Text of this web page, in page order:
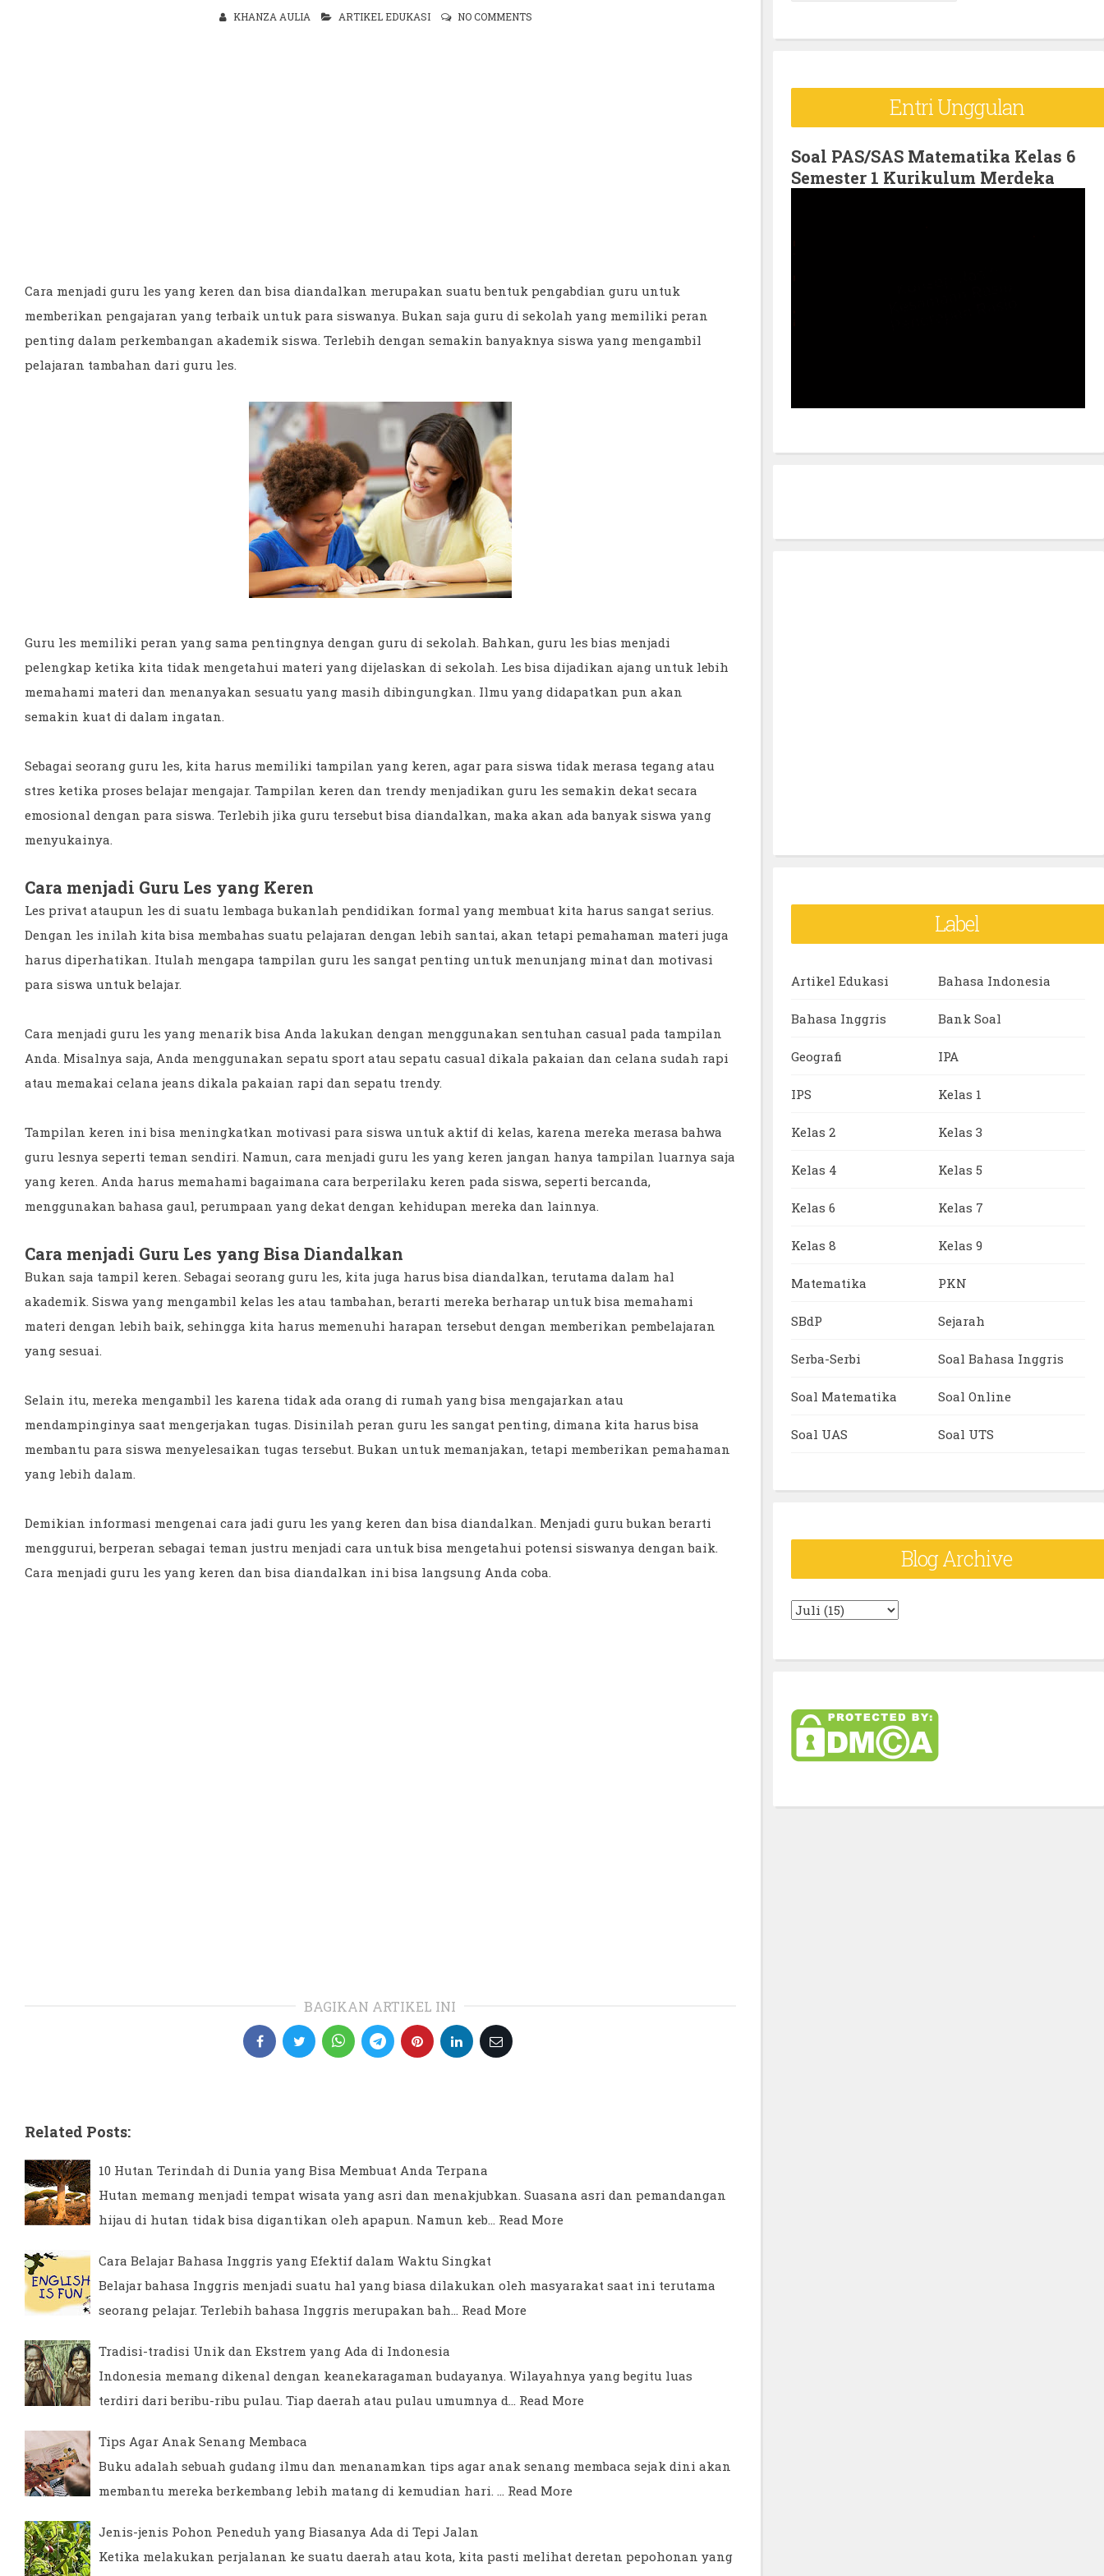
KHANZA AULIA ARTIKEL EDUKASI NO COMMENTS
Cara menjadi guru les yang keren dan bisa diandalkan merupakan suatu bentuk pengabdian guru untuk
memberikan pengajaran yang terbaik untuk para siswanya. Bukan saja guru di sekolah yang memiliki peran
penting dalam perkembangan akademik siswa. Terlebih dengan semakin banyaknya siswa yang mengambil
pelajaran tambahan dari guru les.
Guru les memiliki peran yang sama pentingnya dengan guru di sekolah. Bahkan, guru les bias menjadi
pelengkap ketika kita tidak mengetahui materi yang dijelaskan di sekolah. Les bisa dijadikan ajang untuk lebih
memahami materi dan menanyakan sesuatu yang masih dibingungkan. Ilmu yang didapatkan pun akan
semakin kuat di dalam ingatan.
Sebagai seorang guru les, kita harus memiliki tampilan yang keren, agar para siswa tidak merasa tegang atau
stres ketika proses belajar mengajar. Tampilan keren dan trendy menjadikan guru les semakin dekat secara
emosional dengan para siswa. Terlebih jika guru tersebut bisa diandalkan, maka akan ada banyak siswa yang
menyukainya.
Cara menjadi Guru Les yang Keren
Les privat ataupun les di suatu lembaga bukanlah pendidikan formal yang membuat kita harus sangat serius.
Dengan les inilah kita bisa membahas suatu pelajaran dengan lebih santai, akan tetapi pemahaman materi juga
harus diperhatikan. Itulah mengapa tampilan guru les sangat penting untuk menunjang minat dan motivasi
para siswa untuk belajar.
Cara menjadi guru les yang menarik bisa Anda lakukan dengan menggunakan sentuhan casual pada tampilan
Anda. Misalnya saja, Anda menggunakan sepatu sport atau sepatu casual dikala pakaian dan celana sudah rapi
atau memakai celana jeans dikala pakaian rapi dan sepatu trendy.
Tampilan keren ini bisa meningkatkan motivasi para siswa untuk aktif di kelas, karena mereka merasa bahwa
guru lesnya seperti teman sendiri. Namun, cara menjadi guru les yang keren jangan hanya tampilan luarnya saja
yang keren. Anda harus memahami bagaimana cara berperilaku keren pada siswa, seperti bercanda,
menggunakan bahasa gaul, perumpaan yang dekat dengan kehidupan mereka dan lainnya.
Cara menjadi Guru Les yang Bisa Diandalkan
Bukan saja tampil keren. Sebagai seorang guru les, kita juga harus bisa diandalkan, terutama dalam hal
akademik. Siswa yang mengambil kelas les atau tambahan, berarti mereka berharap untuk bisa memahami
materi dengan lebih baik, sehingga kita harus memenuhi harapan tersebut dengan memberikan pembelajaran
yang sesuai.
Selain itu, mereka mengambil les karena tidak ada orang di rumah yang bisa mengajarkan atau
mendampinginya saat mengerjakan tugas. Disinilah peran guru les sangat penting, dimana kita harus bisa
membantu para siswa menyelesaikan tugas tersebut. Bukan untuk memanjakan, tetapi memberikan pemahaman
yang lebih dalam.
Demikian informasi mengenai cara jadi guru les yang keren dan bisa diandalkan. Menjadi guru bukan berarti
menggurui, berperan sebagai teman justru menjadi cara untuk bisa mengetahui potensi siswanya dengan baik.
Cara menjadi guru les yang keren dan bisa diandalkan ini bisa langsung Anda coba.
BAGIKAN ARTIKEL INI
Related Posts:
10 Hutan Terindah di Dunia yang Bisa Membuat Anda Terpana
Hutan memang menjadi tempat wisata yang asri dan menakjubkan. Suasana asri dan pemandangan
hijau di hutan tidak bisa digantikan oleh apapun. Namun keb… Read More
Cara Belajar Bahasa Inggris yang Efektif dalam Waktu Singkat
Belajar bahasa Inggris menjadi suatu hal yang biasa dilakukan oleh masyarakat saat ini terutama
seorang pelajar. Terlebih bahasa Inggris merupakan bah… Read More
Tradisi-tradisi Unik dan Ekstrem yang Ada di Indonesia
Indonesia memang dikenal dengan keanekaragaman budayanya. Wilayahnya yang begitu luas
terdiri dari beribu-ribu pulau. Tiap daerah atau pulau umumnya d… Read More
Tips Agar Anak Senang Membaca
Buku adalah sebuah gudang ilmu dan menanamkan tips agar anak senang membaca sejak dini akan
membantu mereka berkembang lebih matang di kemudian hari. … Read More
Jenis-jenis Pohon Peneduh yang Biasanya Ada di Tepi Jalan
Ketika melakukan perjalanan ke suatu daerah atau kota, kita pasti melihat deretan pepohonan yang
e
f
o
r
Entri Unggulan
Soal PAS/SAS Matematika Kelas 6
Semester 1 Kurikulum Merdeka
Label
Artikel Edukasi Bahasa Indonesia
Bahasa Inggris Bank Soal
Geografi IPA
IPS Kelas 1
Kelas 2 Kelas 3
Kelas 4 Kelas 5
Kelas 6 Kelas 7
Kelas 8 Kelas 9
Matematika PKN
SBdP Sejarah
Serba-Serbi Soal Bahasa Inggris
Soal Matematika Soal Online
Soal UAS Soal UTS
Blog Archive